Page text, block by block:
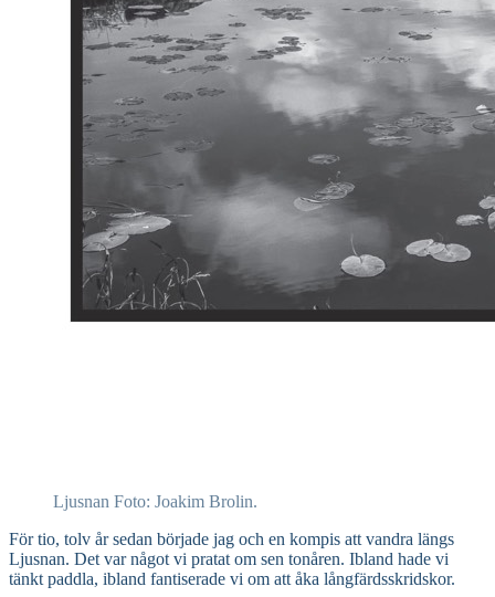
Ljusnan Foto: Joakim Brolin.
För tio, tolv år sedan började jag och en kompis att vandra längs
Ljusnan. Det var något vi pratat om sen tonåren. Ibland hade vi
tänkt paddla, ibland fantiserade vi om att åka långfärdsskridskor.